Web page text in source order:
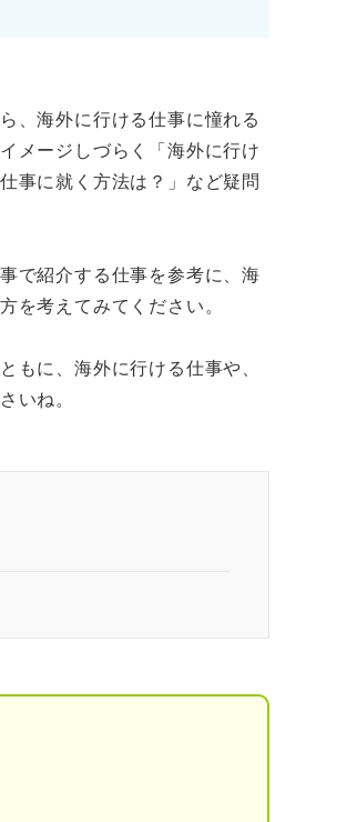
、海外に行ける仕事に憧れる
メージしづらく「海外に行け
事に就く方法は？」など疑問
で紹介する仕事を参考に、海
を考えてみてください。
もに、海外に行ける仕事や、
いね。